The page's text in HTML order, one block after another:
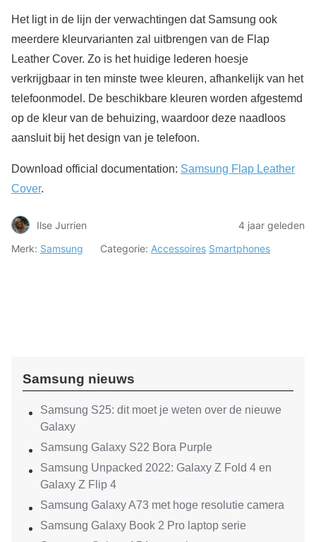
Het ligt in de lijn der verwachtingen dat Samsung ook
meerdere kleurvarianten zal uitbrengen van de Flap
Leather Cover. Zo is het huidige lederen hoesje
verkrijgbaar in ten minste twee kleuren, afhankelijk van het
telefoonmodel. De beschikbare kleuren worden afgestemd
op de kleur van de behuizing, waardoor deze naadloos
aansluit bij het design van je telefoon.
Download official documentation: Samsung Flap Leather
Cover.
Ilse Jurrien
4 jaar geleden
Merk: Samsung Categorie: Accessoires Smartphones
Samsung nieuws
Samsung S25: dit moet je weten over de nieuwe
Galaxy
Samsung Galaxy S22 Bora Purple
Samsung Unpacked 2022: Galaxy Z Fold 4 en
Galaxy Z Flip 4
Samsung Galaxy A73 met hoge resolutie camera
Samsung Galaxy Book 2 Pro laptop serie